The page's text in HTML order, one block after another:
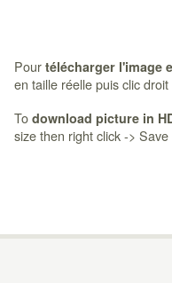
Pour télécharger l'image
en taille réelle puis clic
To download picture in
size then right click ->